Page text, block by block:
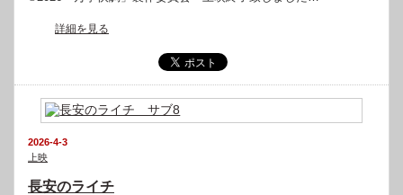
詳細を見る
2026-4-3
上映
長安のライチ